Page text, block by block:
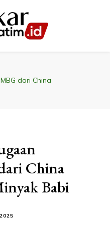
dari China
China
Babi